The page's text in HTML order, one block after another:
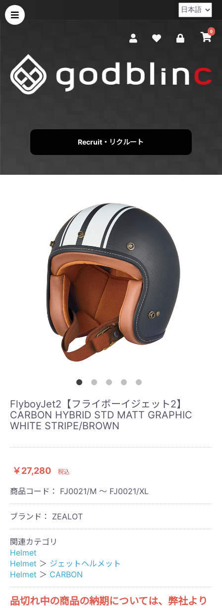
0
Recruit・リクルート
FlyboyJet2【フライボーイジェット2】
CARBON HYBRID STD MATT GRAPHIC
WHITE STRIPE/BROWN
￥27,280 税込
商品コード： FJ0021/M ～ FJ0021/XL
ブランド： ZEALOT
関連カテゴリ
Helmet
Helmet ＞ ジェットヘルメット
Helmet ＞ CARBON
品切れ中の商品の納期については、弊社より